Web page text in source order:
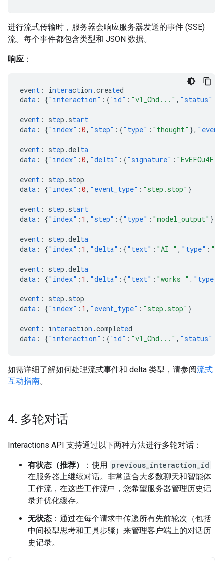
进行流式传输时，服务器会响应服务器发送的事件 (SSE)
流。每个事件都包含类型和 JSON 数据。
响应 ：
event : interaction .created
data : {"interaction" :{"id" : "v1_Chd..." , "status" :
event : step.start
data : {"index" :0, "step" :{"type" : "thought" },
event : step.delta
data : {"index" :0, "delta" :{"signature" :
event : step.stop
data : {"index" :0, "event_type" : "step.stop" }
event : step.start
data : {"index" : 1 , "step" :{"type" : "model_output" },
event : step.delta
data : {"index" : 1 , "delta" :{"text" : "AI " , "type" :
event : step.delta
data : {"index" : 1 , "delta" :{"text" : "works " , "type"
event : step.stop
data : {"index" : 1 , "event_type" : "step.stop" }
event : interaction .completed
data : {"interaction" :{"id" : "v1_Chd..." , "status" :
如需详细了解如何处理流式事件和 delta 类型，请参阅流式
互动指南。
4. 多轮对话
Interactions API 支持通过以下两种方法进行多轮对话：
有状态（推荐） ：使用 previous_interaction_id
在服务器上继续对话。非常适合大多数聊天和智能体
工作流，在这些工作流中，您希望服务器管理历史记
录并优化缓存。
无状态 ：通过在每个请求中传递所有先前轮次（包括
中间模型思考和工具步骤）来管理客户端上的对话历
史记录。